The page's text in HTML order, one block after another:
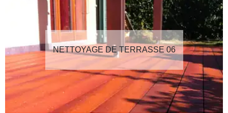
NETTOYAGE DE TERRASSE 06